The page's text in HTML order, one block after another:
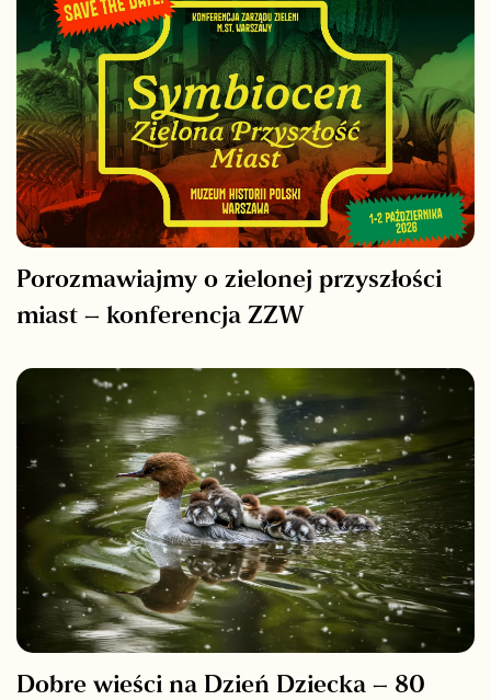
Porozmawiajmy o zielonej przyszłości
miast – konferencja ZZW
Dobre wieści na Dzień Dziecka – 80